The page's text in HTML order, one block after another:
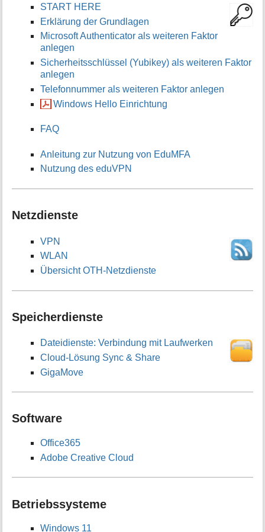
START HERE
Erklärung der Grundlagen
Microsoft Authenticator als weiteren Faktor
anlegen
Sicherheitsschlüssel (Yubikey) als weiteren Faktor
anlegen
Telefonnummer als weiteren Faktor anlegen
Windows Hello Einrichtung
FAQ
Anleitung zur Nutzung von EduMFA
Nutzung des eduVPN
Netzdienste
VPN
WLAN
Übersicht OTH-Netzdienste
Speicherdienste
Dateidienste: Verbindung mit Laufwerken
Cloud-Lösung Sync & Share
GigaMove
Software
Office365
Adobe Creative Cloud
Betriebssysteme
Windows 11